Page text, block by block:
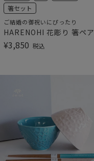
箸セット
ご結婚の御祝いにぴったり
HARENOHI 花彫り 箸ペア
¥3,850 税込